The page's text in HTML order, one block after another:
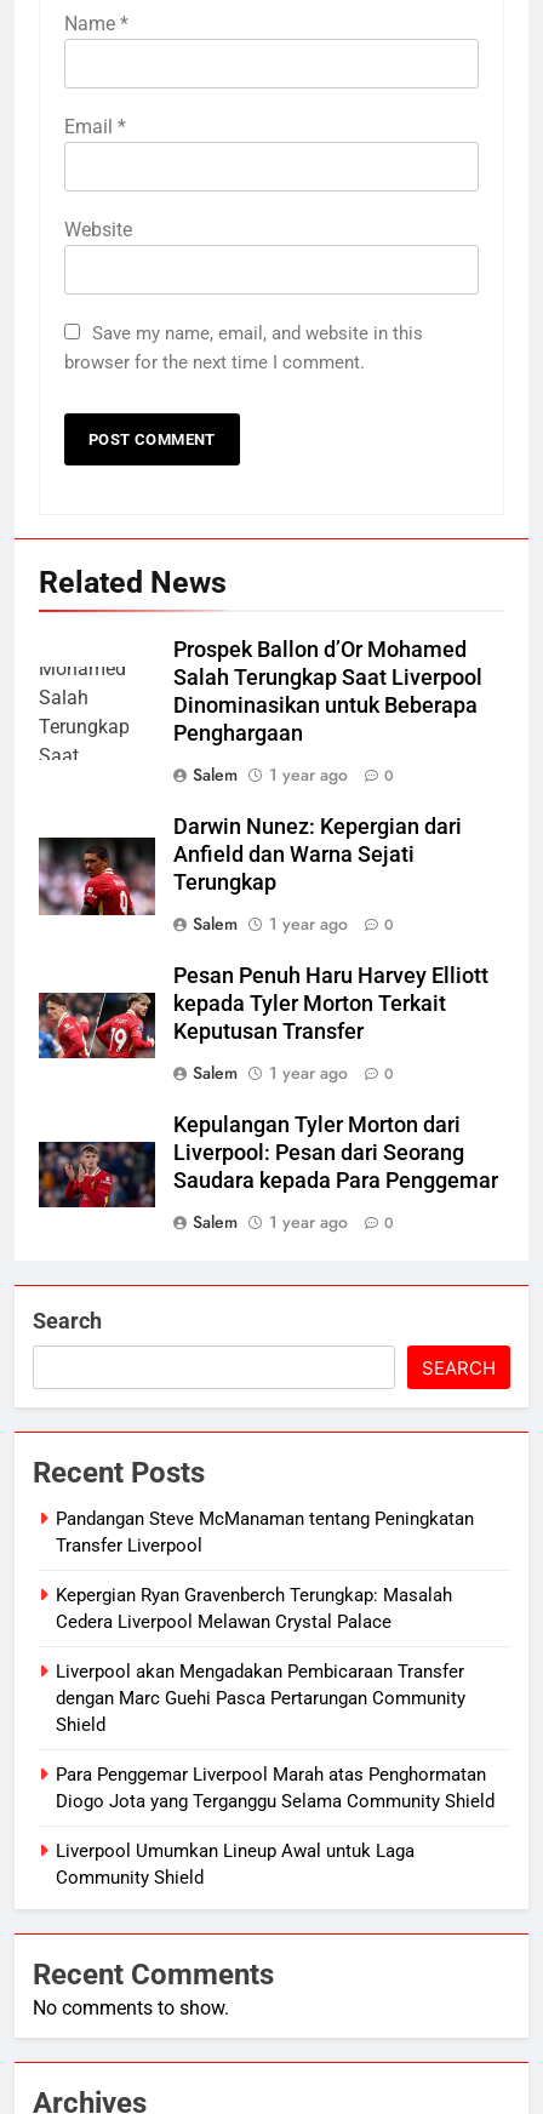
Name *
Email *
Website
Save my name, email, and website in this
browser for the next time I comment.
Related News
Prospek Ballon d’Or Mohamed
Salah Terungkap Saat Liverpool
Dinominasikan untuk Beberapa
Penghargaan
Salem
1 year ago 0
Darwin Nunez: Kepergian dari
Anfield dan Warna Sejati
Terungkap
Salem
1 year ago 0
Pesan Penuh Haru Harvey Elliott
kepada Tyler Morton Terkait
Keputusan Transfer
Salem
1 year ago 0
Kepulangan Tyler Morton dari
Liverpool: Pesan dari Seorang
Saudara kepada Para Penggemar
Salem
1 year ago 0
Search
SEARCH
Recent Posts
Pandangan Steve McManaman tentang Peningkatan
Transfer Liverpool
Kepergian Ryan Gravenberch Terungkap: Masalah
Cedera Liverpool Melawan Crystal Palace
Liverpool akan Mengadakan Pembicaraan Transfer
dengan Marc Guehi Pasca Pertarungan Community
Shield
Para Penggemar Liverpool Marah atas Penghormatan
Diogo Jota yang Terganggu Selama Community Shield
Liverpool Umumkan Lineup Awal untuk Laga
Community Shield
Recent Comments
No comments to show.
Archives